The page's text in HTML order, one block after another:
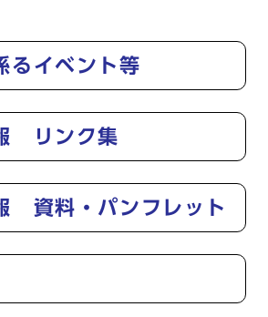
るイベント等
リンク集
資料・パンフレット